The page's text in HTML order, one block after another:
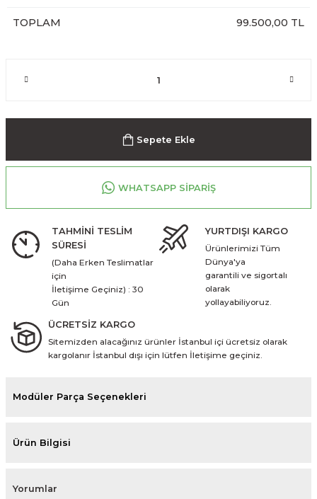
TOPLAM 99.500,00 TL
Sepete Ekle
WHATSAPP SİPARİŞ
TAHMİNİ TESLİM
SÜRESİ
(Daha Erken Teslimatlar
için
İletişime Geçiniz) : 30
Gün
YURTDIŞI KARGO
Ürünlerimizi Tüm
Dünya'ya
garantili ve sigortalı
olarak
yollayabiliyoruz.
ÜCRETSİZ KARGO
Sitemizden alacağınız ürünler İstanbul içi ücretsiz olarak
kargolanır İstanbul dışı için lütfen İletişime geçiniz.
Modüler Parça Seçenekleri
Ürün Bilgisi
Yorumlar